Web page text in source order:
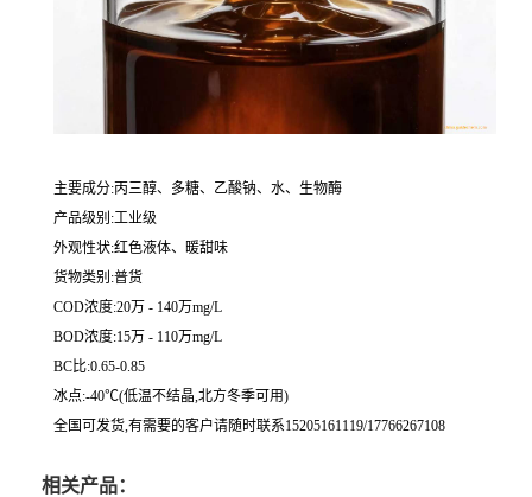
主要成分:丙三醇、多糖、乙酸钠、水、生物酶
产品级别:工业级
外观性状:红色液体、暖甜味
货物类别:普货
COD浓度:20万 - 140万mg/L
BOD浓度:15万 - 110万mg/L
BC比:0.65-0.85
冰点:-40℃(低温不结晶,北方冬季可用)
全国可发货,有需要的客户请随时联系15205161119/17766267108
相关产品：